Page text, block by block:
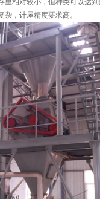
里相对较小，但种类可以达
，计屋精度要求高。